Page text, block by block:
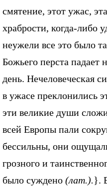
смятение, этот ужас,
храбрости, когда-
неужели все это было
Божьего перста падает
день. Нечеловеческая
в ужасе преклонились
эти великие души
всей Европы пали
бессильны, они
грозного и
было суждено (лат.).}.